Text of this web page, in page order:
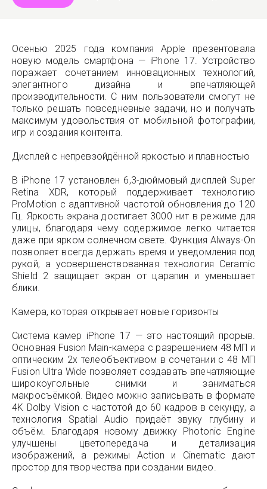
Осенью 2025 года компания Apple презентовала
новую модель смартфона — iPhone 17. Устройство
поражает сочетанием инновационных технологий,
элегантного дизайна и впечатляющей
производительности. С ним пользователи смогут не
только решать повседневные задачи, но и получать
максимум удовольствия от мобильной фотографии,
игр и создания контента.
Дисплей с непревзойдённой яркостью и плавностью
В iPhone 17 установлен 6,3-дюймовый дисплей Super
Retina XDR, который поддерживает технологию
ProMotion с адаптивной частотой обновления до 120
Гц. Яркость экрана достигает 3000 нит в режиме для
улицы, благодаря чему содержимое легко читается
даже при ярком солнечном свете. Функция Always-On
позволяет всегда держать время и уведомления под
рукой, а усовершенствованная технология Ceramic
Shield 2 защищает экран от царапин и уменьшает
блики.
Камера, которая открывает новые горизонты
Система камер iPhone 17 — это настоящий прорыв.
Основная Fusion Main-камера с разрешением 48 МП и
оптическим 2x телеобъективом в сочетании с 48 МП
Fusion Ultra Wide позволяет создавать впечатляющие
широкоугольные снимки и заниматься
макросъёмкой. Видео можно записывать в формате
4K Dolby Vision с частотой до 60 кадров в секунду, а
технология Spatial Audio придаёт звуку глубину и
объём. Благодаря новому движку Photonic Engine
улучшены цветопередача и детализация
изображений, а режимы Action и Cinematic дают
простор для творчества при создании видео.